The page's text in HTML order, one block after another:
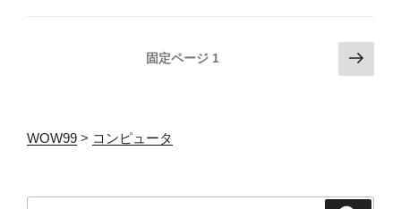
ビ
シ
固定ページ 1
次
の
WOW99 > コンピュータ